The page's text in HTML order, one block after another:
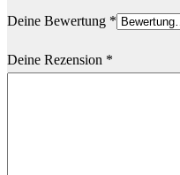
Deine Bewertung *
Deine Rezension *